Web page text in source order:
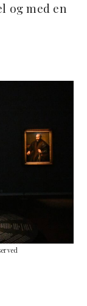
og med en